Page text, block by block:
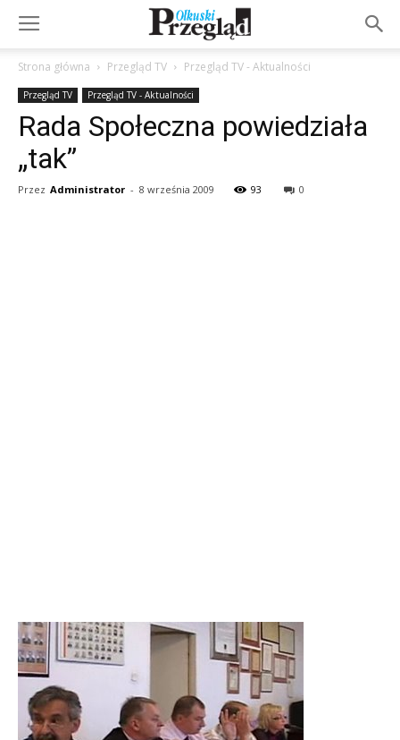
Strona główna Przegląd TV Przegląd TV - Aktualności
Przegląd TV Przegląd TV - Aktualności
Rada Społeczna powiedziała
„tak”
Przez Administrator - 8 września 2009 93 0